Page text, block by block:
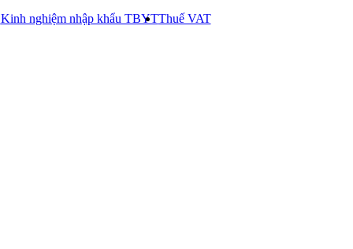
Kinh nghiệm nhập khẩu TBYTThuế VAT